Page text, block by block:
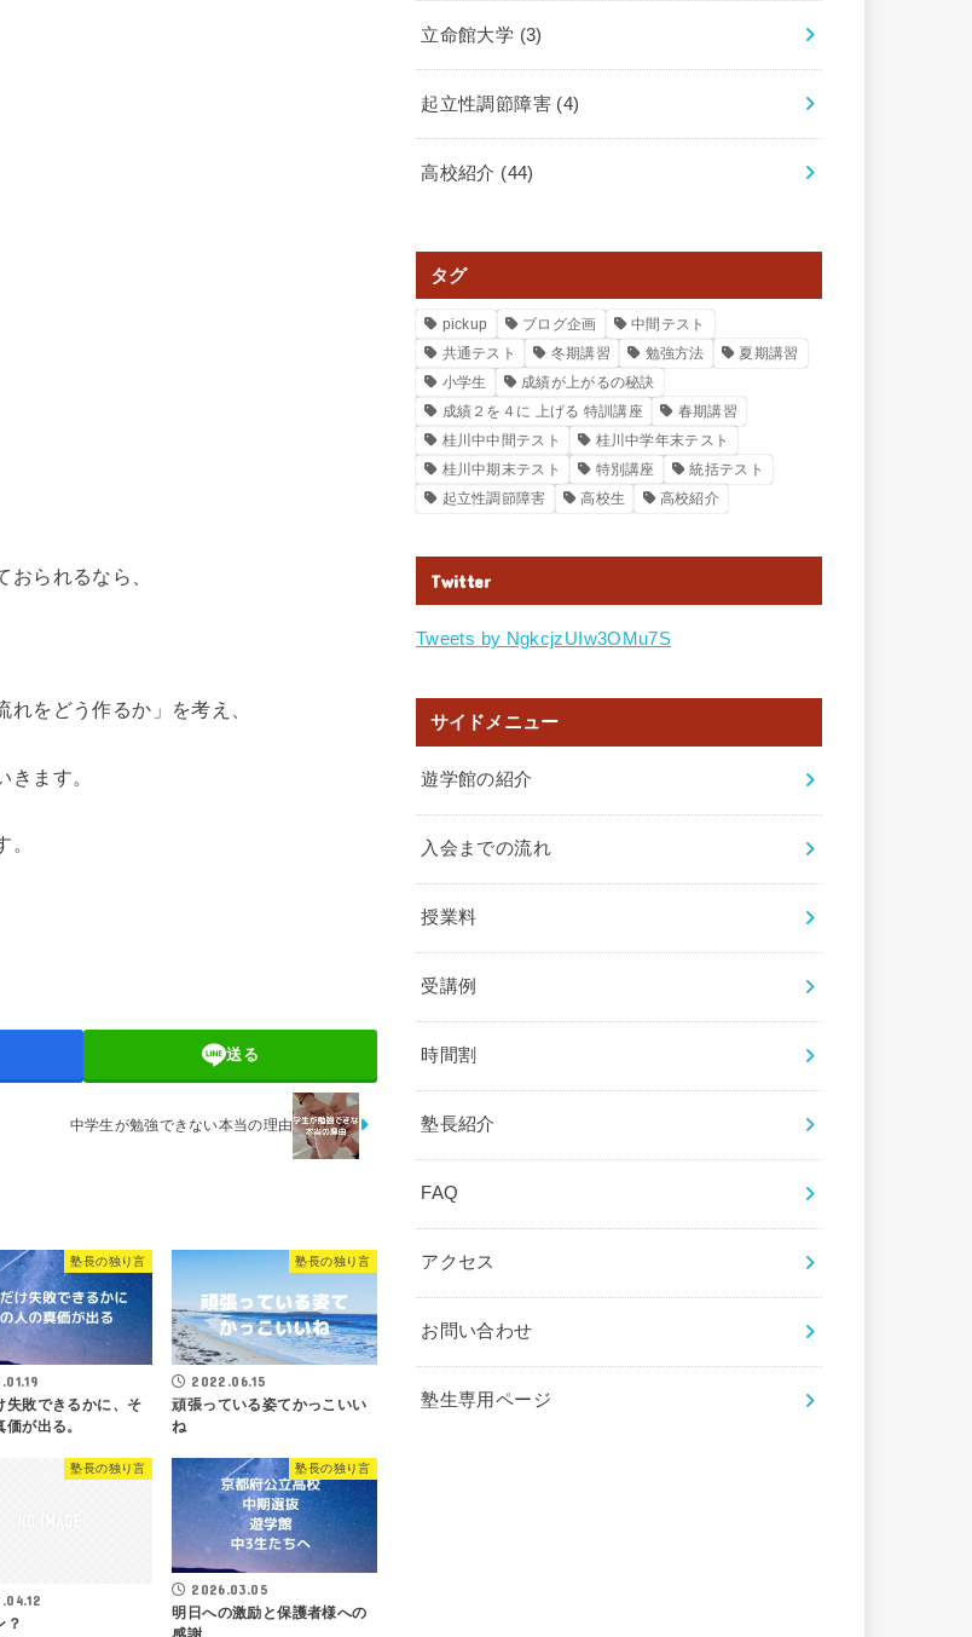
られるなら、
をどう作るか」を考え、
ます。
送る
中学生が勉強できない本当の理由
塾長の独り言
失敗できるかに、そ
が出る。
塾長の独り言
2022.06.15
頑張っている姿てかっこいい
ね
塾長の独り言
？
塾長の独り言
2026.03.05
明日への激励と保護者様への
立命館大学 (3)
起立性調節障害 (4)
高校紹介 (44)
タグ
pickup ブログ企画
中間テスト
共通テスト
冬期講習 勉強方法
夏期講習
小学生
成績が上がるの秘訣
成績２を４に 上げる 特訓講座
春期講習
桂川中中間テスト
桂川中学年末テスト
桂川中期末テスト
特別講座
統括テスト
起立性調節障害
高校生 高校紹介
Twitter
Tweets by NgkcjzUIw3OMu7S
サイドメニュー
遊学館の紹介
入会までの流れ
授業料
受講例
時間割
塾長紹介
FAQ
アクセス
お問い合わせ
塾生専用ページ